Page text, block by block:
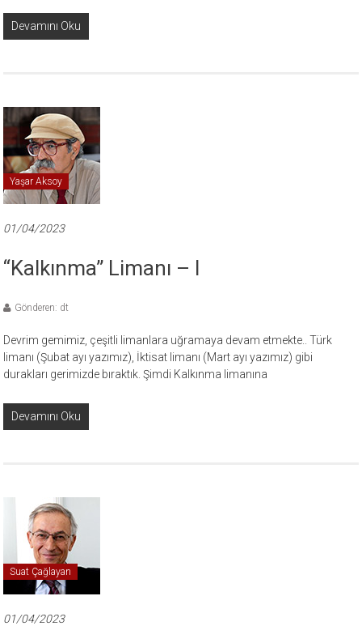
Devamını Oku
Yaşar Aksoy
01/04/2023
“Kalkınma” Limanı – I
Gönderen: dt
Devrim gemimiz, çeşitli limanlara uğramaya devam etmekte.. Türk
limanı (Şubat ayı yazımız), İktisat limanı (Mart ayı yazımız) gibi
durakları gerimizde bıraktık. Şimdi Kalkınma limanına
Devamını Oku
Suat Çağlayan
01/04/2023